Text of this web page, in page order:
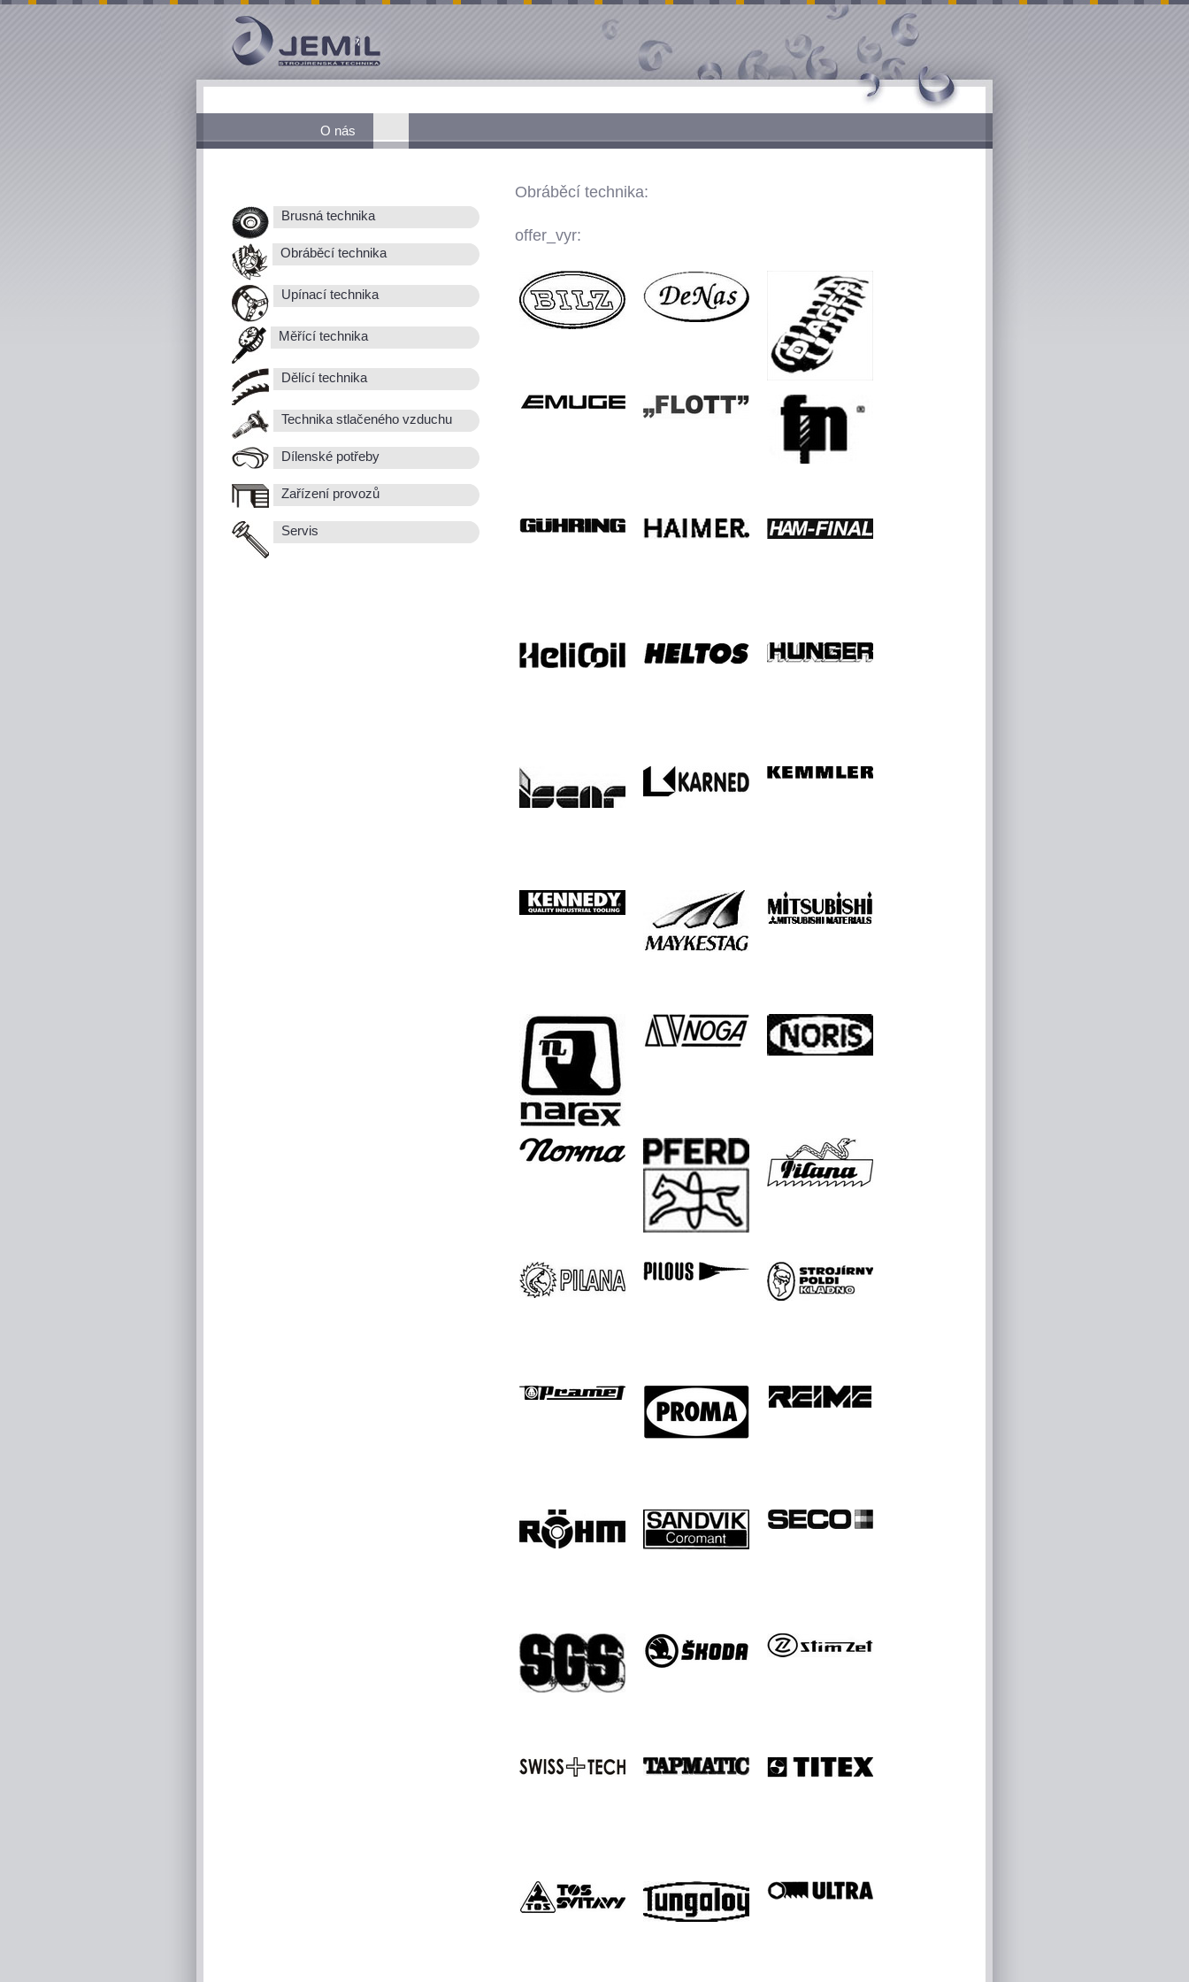
O nás
Brusná technika
Obráběcí technika
Upínací technika
Měřící technika
Dělící technika
Technika stlačeného vzduchu
Dílenské potřeby
Zařízení provozů
Servis
Obráběcí technika:
offer_vyr: